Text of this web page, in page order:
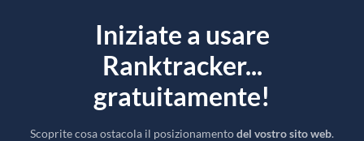
Iniziate a usare
Ranktracker...
gratuitamente!
Scoprite cosa ostacola il posizionamentodel vostro sito web.